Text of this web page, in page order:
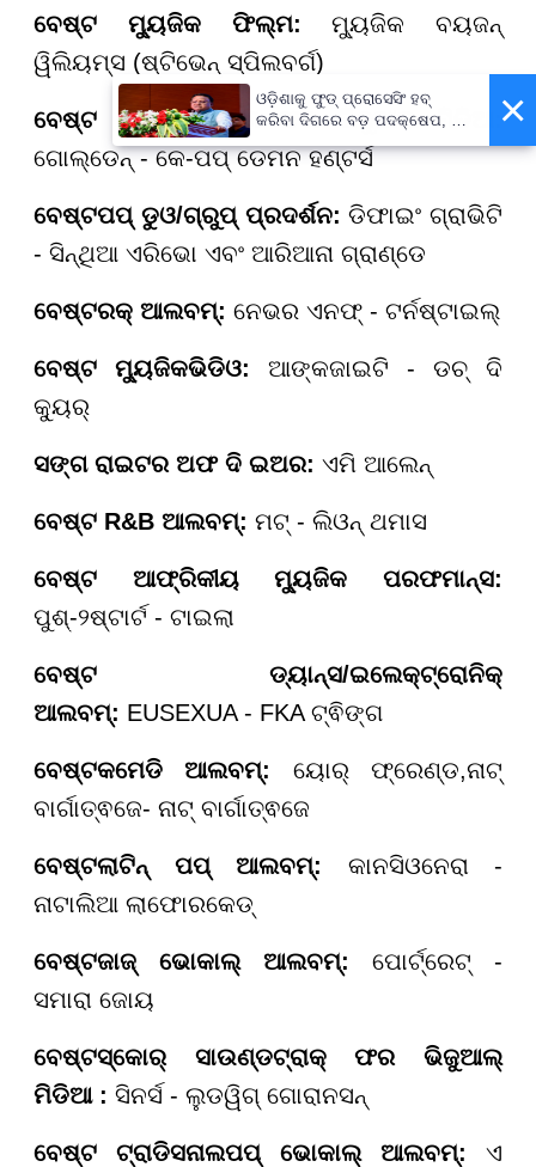
ବେଷ୍ଟ ମ୍ୟୁଜିକ ଫିଲ୍ମ:ମ୍ୟୁଜିକ ବୟଜନ୍
ୱିଲିୟମ୍ସ (ଷ୍ଟିଭେନ୍ ସ୍ପିଲବର୍ଗ)
ବେଷ୍ଟ ସଙ୍ଗ ରିଟର୍ଣ୍ଣ ଫର ଭିଜୁଆଲ ମିଡିଆ
ଗୋଲ୍ଡେନ୍ - କେ-ପପ୍ ଡେମନ ହଣ୍ଟର୍ସ
ବେଷ୍ଟପପ୍ ଡୁଓ/ଗ୍ରୁପ୍ ପ୍ରଦର୍ଶନ: ଡିଫାଇଂ ଗ୍ରାଭିଟି
- ସିନ୍ଥିଆ ଏରିଭୋ ଏବଂ ଆରିଆନା ଗ୍ରାଣ୍ଡେ
ବେଷ୍ଟରକ୍ ଆଲବମ୍: ନେଭର ଏନଫ୍ - ଟର୍ନଷ୍ଟାଇଲ୍
ବେଷ୍ଟ ମ୍ୟୁଜିକଭିଡିଓ: ଆଙ୍କଜାଇଟି - ଡଚ୍ ଦି
କ୍ୟୁର୍
ସଙ୍ଗ ରାଇଟର ଅଫ ଦି ଇଅର: ଏମି ଆଲେନ୍
ବେଷ୍ଟ R&B ଆଲବମ୍: ମଟ୍ - ଲିଓନ୍ ଥମାସ
ବେଷ୍ଟ ଆଫ୍ରିକୀୟମ୍ୟୁଜିକ ପରଫମାନ୍ସ:
ପୁଶ୍-୨ଷ୍ଟାର୍ଟ - ଟାଇଲା
ବେଷ୍ଟ ଡ୍ୟାନ୍ସ/ଇଲେକ୍ଟ୍ରୋନିକ୍
ଆଲବମ୍: EUSEXUA - FKA ଟ୍ଵିଙ୍ଗ
ବେଷ୍ଟକମେଡି ଆଲବମ୍: ୟୋର୍ ଫ୍ରେଣ୍ଡ,ନାଟ୍
ବାର୍ଗାତ୍ଵଜେ- ନାଟ୍ ବାର୍ଗାତ୍ଵଜେ
ବେଷ୍ଟଲାଟିନ୍ ପପ୍ ଆଲବମ୍: କାନସିଓନେରା -
ନାଟାଲିଆ ଲାଫୋରକେଡ୍
ବେଷ୍ଟଜାଜ୍ ଭୋକାଲ୍ ଆଲବମ୍: ପୋର୍ଟ୍ରେଟ୍ -
ସମାରା ଜୋୟ
ବେଷ୍ଟସ୍କୋର୍ ସାଉଣ୍ଡଟ୍ରାକ୍ଫରଭିଜୁଆଲ୍
ମିଡିଆ : ସିନର୍ସ - ଲୁଡୱିଗ୍ ଗୋରାନସନ୍
ବେଷ୍ଟ ଟ୍ରାଡିସନାଲପପ୍ ଭୋକାଲ୍ ଆଲବମ୍: ଏ
×
ଓଡ଼ିଶାକୁ ଫୁଡ୍ ପ୍ରୋସେସିଂ ହବ୍
କରିବା ଦିଗରେ ବଡ଼ ପଦକ୍ଷେପ, ୪୨
ହଜାରରୁ ଅଧିକ ନିଯୁକ୍ତି ସୁଯୋଗ